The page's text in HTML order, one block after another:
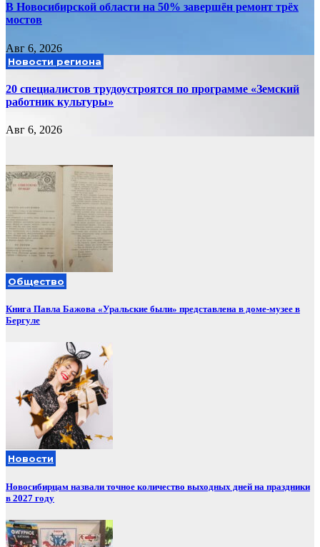
В Новосибирской области на 50% завершён ремонт трёх
мостов
Авг 6, 2026
Новости региона
20 специалистов трудоустроятся по программе «Земский
работник культуры»
Авг 6, 2026
Общество
Книга Павла Бажова «Уральские были» представлена в доме-музее в
Бергуле
Новости
Новосибирцам назвали точное количество выходных дней на праздники
в 2027 году